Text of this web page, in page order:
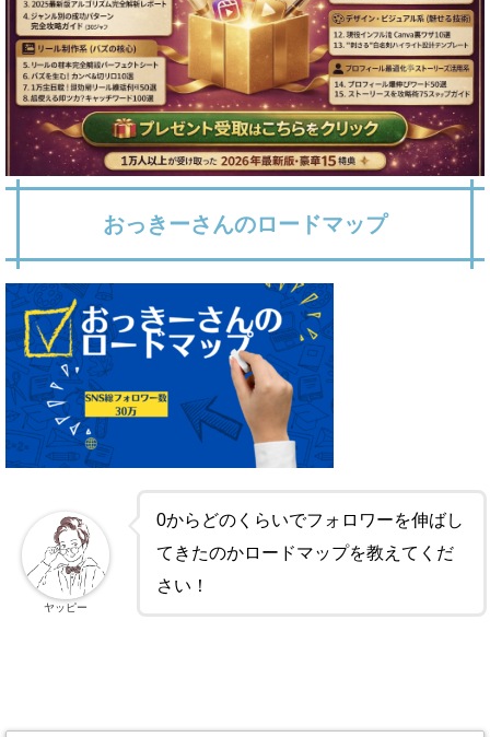
おっきーさんのロードマップ
0からどのくらいでフォロワーを伸ばし
てきたのかロードマップを教えてくだ
さい！
ヤッピー